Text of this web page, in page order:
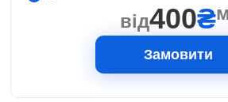
від400₴
Замовити